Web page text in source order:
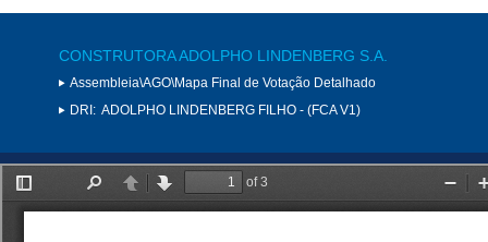
CONSTRUTORA ADOLPHO LINDENBERG S.A.
Assembleia\AGO\Mapa Final de Votação Detalhado
DRI: ADOLPHO LINDENBERG FILHO - (FCA V1)